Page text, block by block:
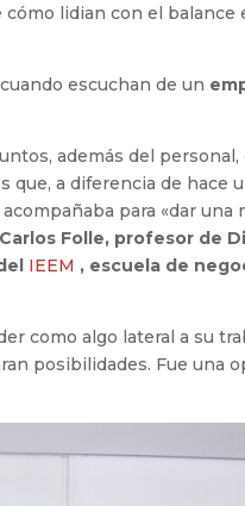
lidian con el
escuchan de un
además del personal,
que, a diferencia de hace
para «dar una
Carlos Folle, profesor de
IEEM , escuela de
como algo lateral a su
posibilidades. Fue una